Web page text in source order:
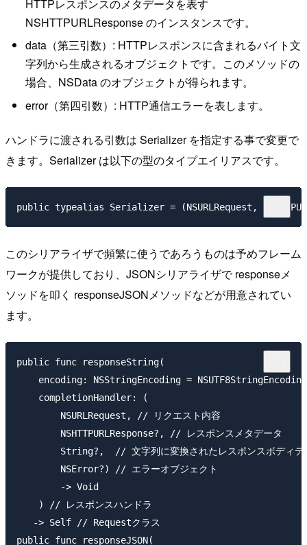
HTTPレスポンスのメタデータを表す
NSHTTPURLResponse のインスタンスです。
data（第三引数）: HTTPレスポンスに含まれるバイト文
字列から生成されるオブジェクトです。このメソッドの
場合、NSData のオブジェクトが得られます。
error（第四引数）: HTTP通信エラーを表します。
ハンドラに渡される引数は Serializer を指定する事で変更で
きます。Serializer は以下の型のタイプエイリアスです。
このシリアライザで頻繁に使うであろうものは予めフレーム
ワークが提供しており、JSONシリアライザで responseメ
ソッドを叩く responseJSONメソッドなどが用意されてい
ます。
public func responseString(
encoding: NSStringEncoding = NSUTF8StringEncoding,
    completionHandler: (
        NSURLRequest, // リクエスト内容
        NSHTTPURLResponse?, // レスポンスメタデータ
String?,  // 文字列に変換されたレスポンスボディデ
        NSError?) // エラーオブジェクト
        -> Void
    ) // レスポンスハンドラ
   -> Self // Requestクラス
public func responseJSON(